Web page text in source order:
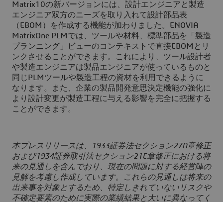
Matrix10の新バージョンには、設計エンジニアと製造
エンジニア双方のニーズを取り入れて設計部品表
（EBOM）を作成する機能が加わりました。ENOVIA
MatrixOne PLMでは、ツールや材料、標準部品を「製造
プランニング」ビューのコンテキストで直接EBOMとリ
ンクさせることができます。これにより、ツール設計者
や製造エンジニアは製品エンジニアが使っているものと
同じPLMツールや製造工程の資材を利用できるように
なります。また、企業の製品開発意思決定機能の強化に
より設計変更が製造工程に与える影響を完全に把握する
ことができます。
本プレスリリースは、1933証券法セクション27A章修正
および1934証券取引法セクション21E章修正における将
来の見通しを含んでおり、現在の問題に対する経営陣の
見解を考慮し作成しています。これらの見通しは将来の
出来事を対象とするため、特定しきれていないリスクや
不確定要素のために実際の業績結果と大いに異なってく